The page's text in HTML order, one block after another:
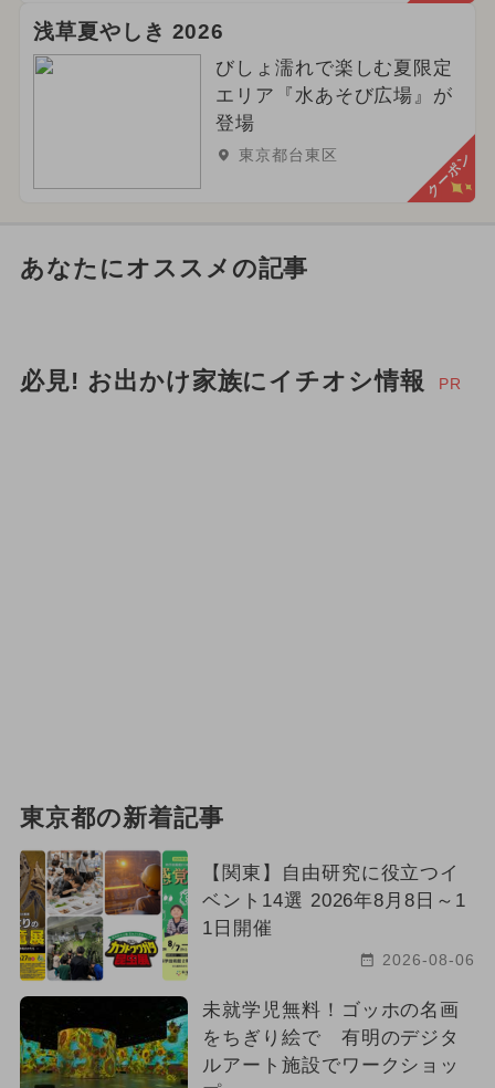
浅草夏やしき 2026
びしょ濡れで楽しむ夏限定
エリア『水あそび広場』が
登場
東京都台東区 クーポン
あなたにオススメの記事
必見! お出かけ家族にイチオシ情報 PR
東京都の新着記事
【関東】自由研究に役立つイ
ベント14選 2026年8月8日～1
1日開催
2026-08-06
未就学児無料！ゴッホの名画
をちぎり絵で 有明のデジタ
ルアート施設でワークショッ